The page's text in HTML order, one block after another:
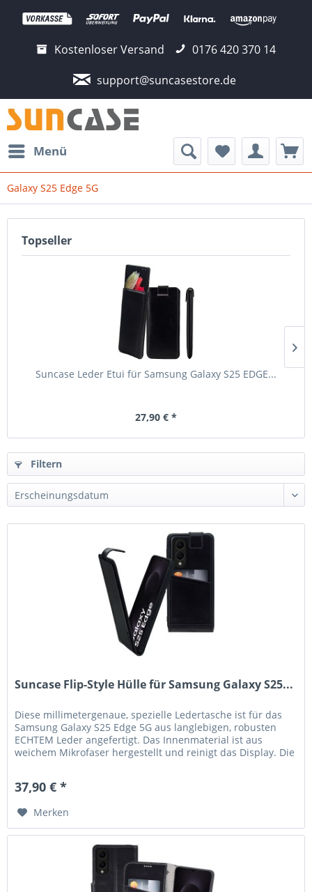
Kostenloser Versand
0176 420 370 14
support@suncasestore.de
Menü
Galaxy S25 Edge 5G
Topseller
Suncase Leder Etui für Samsung Galaxy S25 EDGE...
27,90 € *
Filtern
Suncase Flip-Style Hülle für Samsung Galaxy S25...
Diese millimetergenaue, spezielle Ledertasche ist für das
Samsung Galaxy S25 Edge 5G aus langlebigen, robusten
ECHTEM Leder angefertigt. Das Innenmaterial ist aus
weichem Mikrofaser hergestellt und reinigt das Display. Die
37,90 € *
Merken